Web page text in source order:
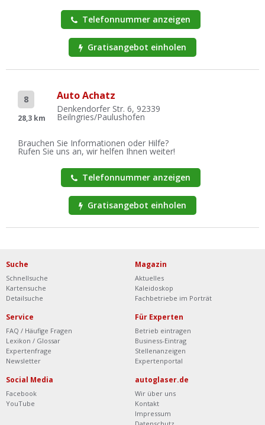
Telefonnummer anzeigen
Gratisangebot einholen
8
28,3 km
Auto Achatz
Denkendorfer Str. 6, 92339
Beilngries/Paulushofen
Brauchen Sie Informationen oder Hilfe?
Rufen Sie uns an, wir helfen Ihnen weiter!
Telefonnummer anzeigen
Gratisangebot einholen
Suche
Schnellsuche
Kartensuche
Detailsuche
Magazin
Aktuelles
Kaleidoskop
Fachbetriebe im Porträt
Service
FAQ / Häufige Fragen
Lexikon / Glossar
Expertenfrage
Newsletter
Für Experten
Betrieb eintragen
Business-Eintrag
Stellenanzeigen
Expertenportal
Social Media
Facebook
YouTube
autoglaser.de
Wir über uns
Kontakt
Impressum